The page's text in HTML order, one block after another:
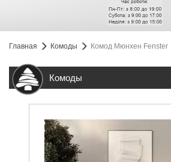
Главная Комоды Комод Мюнхен Fenster
Комоды